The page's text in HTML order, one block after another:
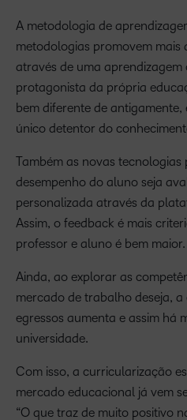
A metodologia de
metodologias promovem
através de uma aprendizagem
protagonista da própria
bem diferente de
único detentor do
Também as novas tecnologias
desempenho do aluno seja
personalizada através da
Assim, o feedback é mais
professor e aluno é bem maior.
Ainda, ao explorar as
mercado de trabalho deseja,
egressos aumenta e assim há
universidade.
Com isso, a curricularização
mercado educacional já vem
“O que traz de muito positivo